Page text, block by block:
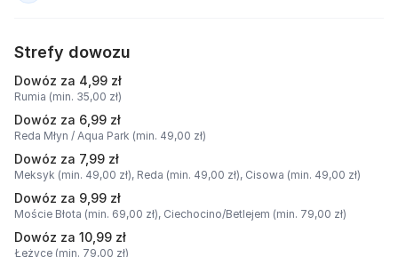
Strefy dowozu
Dowóz za 4,99 zł
Rumia (min. 35,00 zł)
Dowóz za 6,99 zł
Reda Młyn / Aqua Park (min. 49,00 zł)
Dowóz za 7,99 zł
Meksyk (min. 49,00 zł), Reda (min. 49,00 zł), Cisowa (min. 49,00 zł)
Dowóz za 9,99 zł
Moście Błota (min. 69,00 zł), Ciechocino/Betlejem (min. 79,00 zł)
Dowóz za 10,99 zł
Łężyce (min. 79,00 zł)